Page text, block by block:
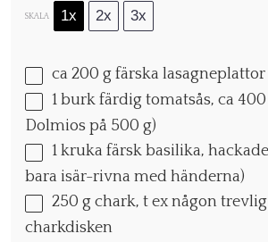
SKALA 1x 2x 3x
ca 200 g färska lasagneplattor
1 burk färdig tomatsås, ca
Dolmios på 500 g)
1 kruka färsk basilika,
bara isär-rivna med händerna)
250 g chark, t ex någon
charkdisken